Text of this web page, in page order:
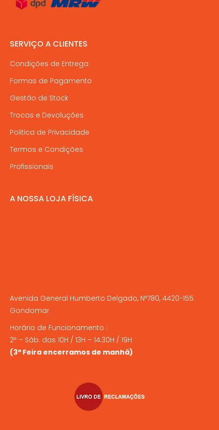
SERVIÇO A CLIENTES
Condições de Entrega
Formas de Pagamento
Gestão de Stock
Trocas e Devoluções
Politica de Privacidade
Termos e Condições
Profissionais
A NOSSA LOJA FÍSICA
Avenida General Humberto Delgado, Nº780, 4420-155
Gondomar
Horário de Funcionamento :
2ª – Sáb. das 10H / 13H – 14:30H / 19H
(3ª Feira encerramos de manhã)